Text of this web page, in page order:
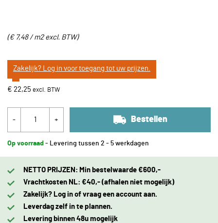
Zakelijk? Log in voor toegang tot uw prijzen.
€ 22,25
- + Bestellen
(€ 7,48 / m2excl. BTW)
Op voorraad - Levering tussen 2 - 5 werkdagen
NETTO PRIJZEN: Min bestelwaarde €600,-
Vrachtkosten NL: €40,- (afhalen niet mogelijk)
Zakelijk? Log in of vraag een account aan.
Leverdag zelf in te plannen.
Levering binnen 48u mogelijk